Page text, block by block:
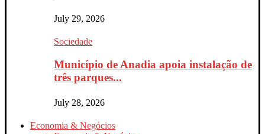
July 29, 2026
Sociedade
Município de Anadia apoia instalação de
três parques...
July 28, 2026
Economia & Negócios